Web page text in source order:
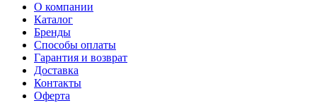
О компании
Каталог
Бренды
Способы оплаты
Гарантия и возврат
Доставка
Контакты
Оферта